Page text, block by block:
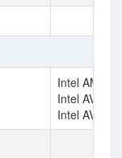
Intel AMX,
Intel AVX,
Intel AVX-